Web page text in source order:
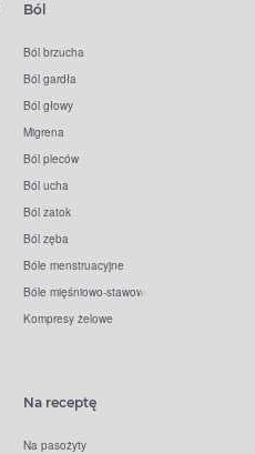
Ból
Ból brzucha
Ból gardła
Ból głowy
Migrena
Ból pleców
Ból ucha
Ból zatok
Ból zęba
Bóle menstruacyjne
Bóle mięśniowo-stawowe
Kompresy żelowe
Na receptę
Na pasożyty